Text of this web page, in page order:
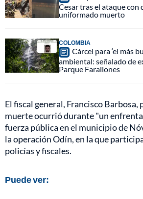
Cesar tras el ataque con
uniformado muerto
COLOMBIA
Cárcel para ‘el más
ambiental: señalado de
Parque Farallones
El fiscal general, Francisco Barbosa,
muerte ocurrió durante "un
fuerza pública en el municipio de
la operación Odín, en la que
policías y fiscales.
Puede ver: